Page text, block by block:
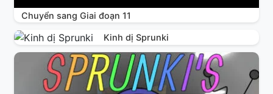
Chuyển sang Giai đoạn 11
Kinh dị Sprunki